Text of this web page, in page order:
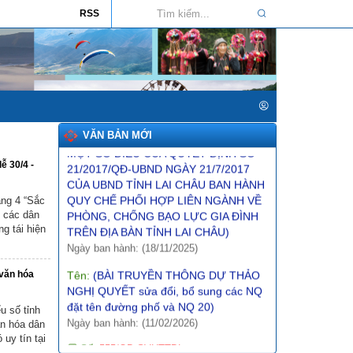
RSS
30/4 -
4 “Sắc
các dân
tái hiện
hóa
số tỉnh
hóa dân
uy tín tại
VĂN BẢN MỚI
trên địa bàn tỉnh Lai Châu)
Ngày ban hành: (26/01/2026)
Tên:(NGHỊ ĐỊNH1 Quy định về giá đất)
Ngày ban hành: (10/12/2025)
(BÀI TRUYỀN THÔNG DỰ THẢO
QUYẾT ĐỊNH SỬA ĐỔI, BỔ SUNG
MỘT SỐ ĐIỀU CỦA QUYẾT ĐỊNH SỐ
21/2017/QĐ-UBND NGÀY 21/7/2017
CỦA UBND TỈNH LAI CHÂU BAN HÀNH
QUY CHẾ PHỐI HỢP LIÊN NGÀNH VỀ
PHÒNG, CHỐNG BẠO LỰC GIA ĐÌNH
TRÊN ĐỊA BÀN TỈNH LAI CHÂU)
Ngày ban hành: (18/11/2025)
Tên:
(BÀI TRUYỀN THÔNG DỰ THẢO
NGHỊ QUYẾT sửa đổi, bổ sung các NQ
đặt tên đường phố và NQ 20)
Ngày ban hành: (11/02/2026)
Số:555/QĐ-SVHTTDL
Tên:(QUYẾT ĐỊNH Về việc giao dự